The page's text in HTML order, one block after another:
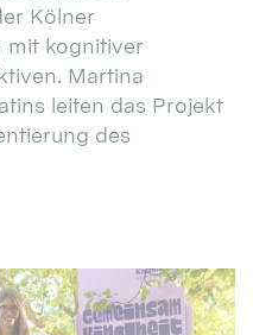
Kölner
mit kognitiver
Martina
leiten das Projekt
des